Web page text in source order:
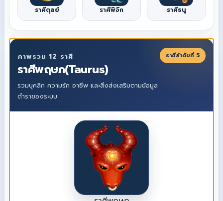
ราศีตุลย์ ราศีพิจิก ราศีธนู
ภาพรวม 12 ราศี
ราศีพฤษภ(Taurus)
รวมบุคลิก ความรัก อาชีพ และสิ่งส่งเสริมตามข้อมูล
ตำราของระบบ
ราศีลำดับที่ 5